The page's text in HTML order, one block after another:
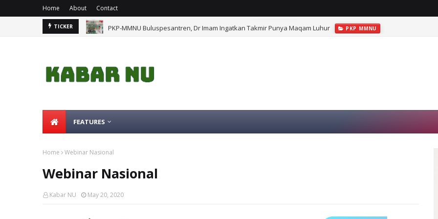
Home About Contact
TICKER PKP-MMNU Buluspesantren, Dr Imam Ingatkan Takmir Punya Maqam Luhur PKP MMNU
FEATURES
Home Webinar Nasional
Webinar Nasional
Kabar NU May 20, 2020